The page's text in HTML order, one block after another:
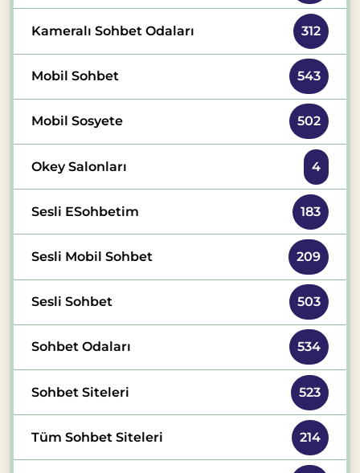
Kameralı Sohbet Odaları 312
Mobil Sohbet 543
Mobil Sosyete 502
Okey Salonları 4
Sesli ESohbetim 183
Sesli Mobil Sohbet 209
Sesli Sohbet 503
Sohbet Odaları 534
Sohbet Siteleri 523
Tüm Sohbet Siteleri 214